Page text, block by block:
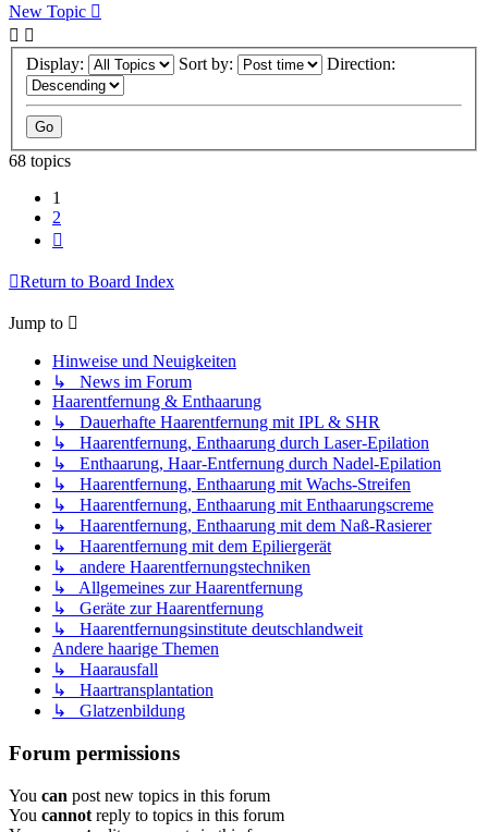
New Topic
Display: Sort by: Direction:
68 topics
1
2
Return to Board Index
Jump to
Hinweise und Neuigkeiten
↳ News im Forum
Haarentfernung & Enthaarung
↳ Dauerhafte Haarentfernung mit IPL & SHR
↳ Haarentfernung, Enthaarung durch Laser-Epilation
↳ Enthaarung, Haar-Entfernung durch Nadel-Epilation
↳ Haarentfernung, Enthaarung mit Wachs-Streifen
↳ Haarentfernung, Enthaarung mit Enthaarungscreme
↳ Haarentfernung, Enthaarung mit dem Naß-Rasierer
↳ Haarentfernung mit dem Epiliergerät
↳ andere Haarentfernungstechniken
↳ Allgemeines zur Haarentfernung
↳ Geräte zur Haarentfernung
↳ Haarentfernungsinstitute deutschlandweit
Andere haarige Themen
↳ Haarausfall
↳ Haartransplantation
↳ Glatzenbildung
Forum permissions
You can post new topics in this forum
You cannot reply to topics in this forum